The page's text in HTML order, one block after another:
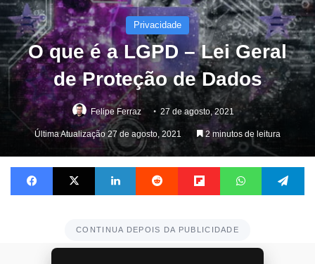
Privacidade
O que é a LGPD – Lei Geral
de Proteção de Dados
Felipe Ferraz 27 de agosto, 2021
Última Atualização 27 de agosto, 2021 2 minutos de leitura
Facebook X Linkedin Reddit Flipboard WhatsApp
CONTINUA DEPOIS DA PUBLICIDADE